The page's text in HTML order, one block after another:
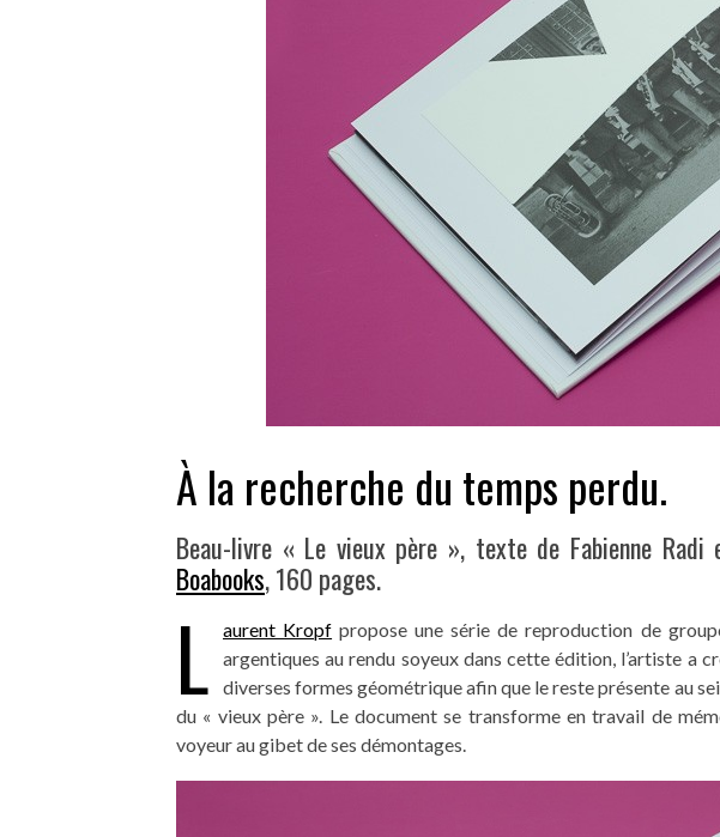
À la recherche du temps perdu.
Beau-livre « Le vieux père », texte de Fabienne Radi
Boabooks, 160 pages.
L aurent Kropf propose une série de reproduction de
argentiques au rendu soyeux dans cette édition, l’artiste a
diverses formes géométrique afin que le reste présente au
du « vieux père ». Le document se transforme en travail de
voyeur au gibet de ses démontages.